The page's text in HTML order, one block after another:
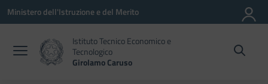
Vai ai contenuti
Vai al menu di navigazione
Vai al footer
Ministero dell'Istruzione e del Merito
Istituto Tecnico Economico e
Tecnologico
Girolamo Caruso